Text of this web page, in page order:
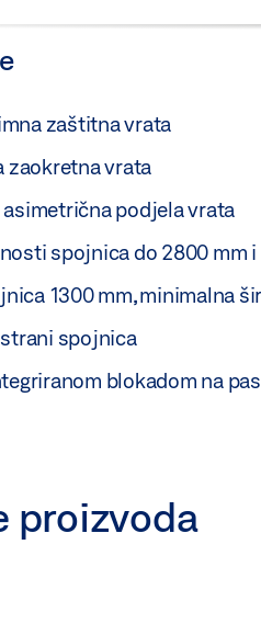
zaštitna vrata
zaokretna vrata
podjela vrata
spojnica do 2800 mm
1300 mm, minimalna
spojnica
blokadom na
proizvoda